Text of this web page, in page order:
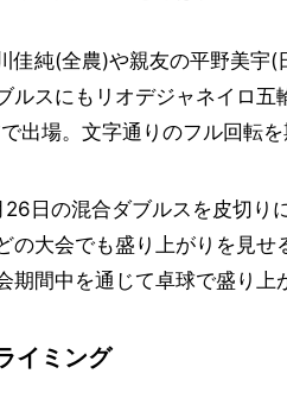
佳純(全農)や親友の平野美宇
ルスにもリオデジャネイロ
出場。文字通りのフル回転を
日の混合ダブルスを皮切
の大会でも盛り上がりを見
期間中を通じて卓球で盛り上
イミング